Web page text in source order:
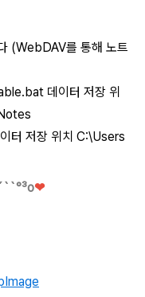
(WebDAV를 통해 노트
데이터 저장 위
터 저장 위치 C:\Users
´``°³о❤